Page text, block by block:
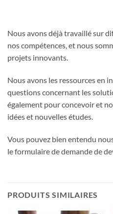
Nous avons déjà travaillé sur
nos compétences, et nous
projets innovants.
Nous avons les ressources en
questions concernant les
également pour concevoir et
idées et nouvelles études.
Vous pouvez bien entendu
le formulaire de demande de
PRODUITS SIMILAIRES